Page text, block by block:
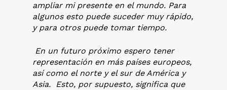
ampliar mi presente en el mundo. Para
algunos esto puede suceder muy rápido,
y para otros puede tomar tiempo.
En un futuro próximo espero tener
representación en más países europeos,
así como el norte y el sur de América y
Asia. Esto, por supuesto, significa que